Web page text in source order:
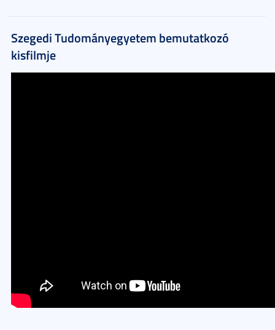
Szegedi Tudományegyetem bemutatkozó
kisfilmje